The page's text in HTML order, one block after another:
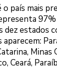
país mais
dez estados
Minas
Ceará,